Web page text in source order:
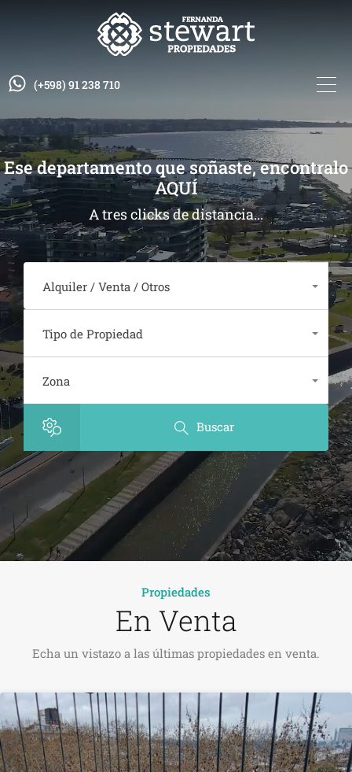
(+598) 91 238 710
Ese departamento que soñaste, encontralo
AQUÍ
A tres clicks de distancia...
Alquiler / Venta / Otros
Cualquiera
Tipo de Propiedad
Cualquiera
Zona
Cualquiera
Buscar
Propiedades
En Venta
Echa un vistazo a las últimas propiedades en venta.